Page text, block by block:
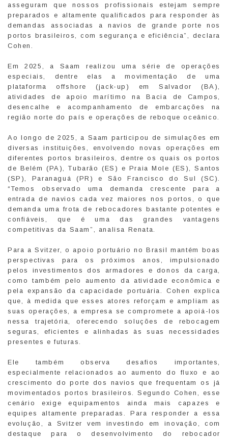
asseguram que nossos profissionais estejam sempre
preparados e altamente qualificados para responder às
demandas associadas a navios de grande porte nos
portos brasileiros, com segurança e eficiência”, declara
Cohen.
Em 2025, a Saam realizou uma série de operações
especiais, dentre elas a movimentação de uma
plataforma offshore (jack-up) em Salvador (BA),
atividades de apoio marítimo na Bacia de Campos,
desencalhe e acompanhamento de embarcações na
região norte do país e operações de reboque oceânico.
Ao longo de 2025, a Saam participou de simulações em
diversas instituições, envolvendo novas operações em
diferentes portos brasileiros, dentre os quais os portos
de Belém (PA), Tubarão (ES) e Praia Mole (ES), Santos
(SP), Paranaguá (PR) e São Francisco do Sul (SC).
“Temos observado uma demanda crescente para a
entrada de navios cada vez maiores nos portos, o que
demanda uma frota de rebocadores bastante potentes e
confiáveis, que é uma das grandes vantagens
competitivas da Saam”, analisa Renata.
Para a Svitzer, o apoio portuário no Brasil mantém boas
perspectivas para os próximos anos, impulsionado
pelos investimentos dos armadores e donos da carga,
como também pelo aumento da atividade econômica e
pela expansão da capacidade portuária. Cohen explica
que, à medida que esses atores reforçam e ampliam as
suas operações, a empresa se compromete a apoiá-los
nessa trajetória, oferecendo soluções de rebocagem
seguras, eficientes e alinhadas às suas necessidades
presentes e futuras.
Ele também observa desafios importantes,
especialmente relacionados ao aumento do fluxo e ao
crescimento do porte dos navios que frequentam os já
movimentados portos brasileiros. Segundo Cohen, esse
cenário exige equipamentos ainda mais capazes e
equipes altamente preparadas. Para responder a essa
evolução, a Svitzer vem investindo em inovação, com
destaque para o desenvolvimento do rebocador